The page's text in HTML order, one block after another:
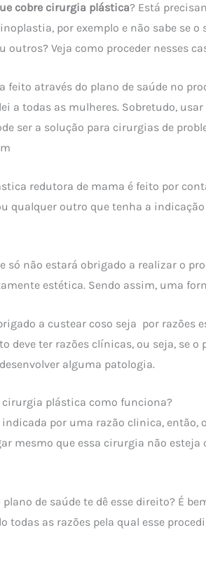
cobre cirurgia plástica? Está
por exemplo e não sabe se o
outros? Veja como proceder nesses
feito através do plano de saúde no
a todas as mulheres. Sobretudo,
ser a solução para cirurgias de
redutora de mama é feito por
qualquer outro que tenha a
só não estará obrigado a realizar o
estética. Sendo assim, uma
a custear coso seja por razões
deve ter razões clínicas, ou seja, se o
alguma patologia.
cirurgia plástica como funciona?
por uma razão clinica, então, o
mesmo que essa cirurgia não esteja
de saúde te dê esse direito? É
todas as razões pela qual esse